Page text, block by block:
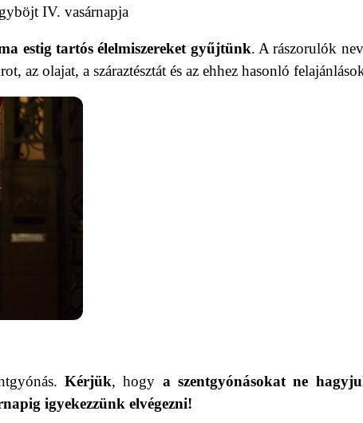
IV. vasárnapja
estig tartós élelmiszereket gyűjtünk. A rászorulók
az olajat, a száraztésztát és az ehhez hasonló
Kérjük, hogy a szentgyónásokat ne
igyekezzünk elvégezni!